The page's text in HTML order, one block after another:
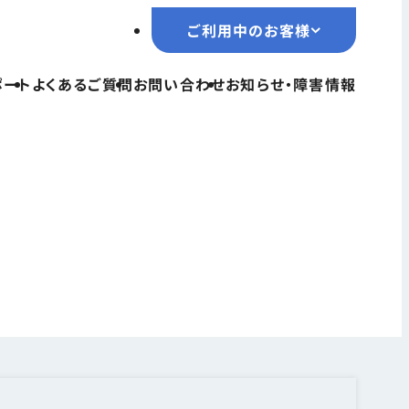
トよくあるご質問お問い合わせお知らせ・障害情報
ご利用中のお客様
ご利用中のお客様
TOPページ